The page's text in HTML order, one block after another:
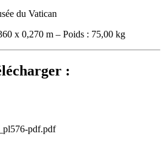
du Vatican
x 0,270 m – Poids : 75,00 kg
:
pdf.pdf